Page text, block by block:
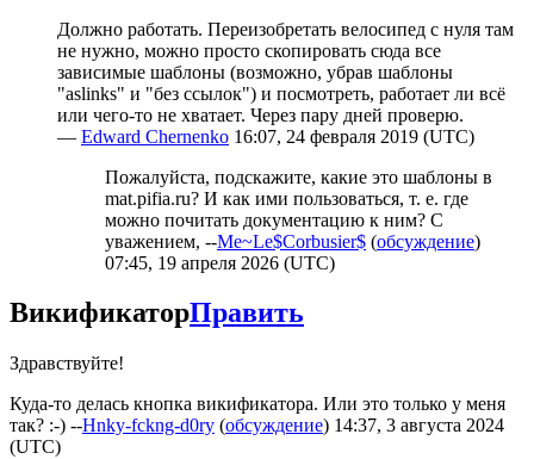
Должно работать. Переизобретать велосипед с нуля там
не нужно, можно просто скопировать сюда все
зависимые шаблоны (возможно, убрав шаблоны
"aslinks" и "без ссылок") и посмотреть, работает ли всё
или чего-то не хватает. Через пару дней проверю.
— Edward Chernenko 16:07, 24 февраля 2019 (UTC)
Пожалуйста, подскажите, какие это шаблоны в
mat.pifia.ru? И как ими пользоваться, т. е. где
можно почитать документацию к ним? С
уважением, --Me~Le$Corbusier$ (обсуждение)
07:45, 19 апреля 2026 (UTC)
ВикификаторПравить
Здравствуйте!
Куда-то делась кнопка викификатора. Или это только у меня
так? :-) --Hnky-fckng-d0ry (обсуждение) 14:37, 3 августа 2024
(UTC)